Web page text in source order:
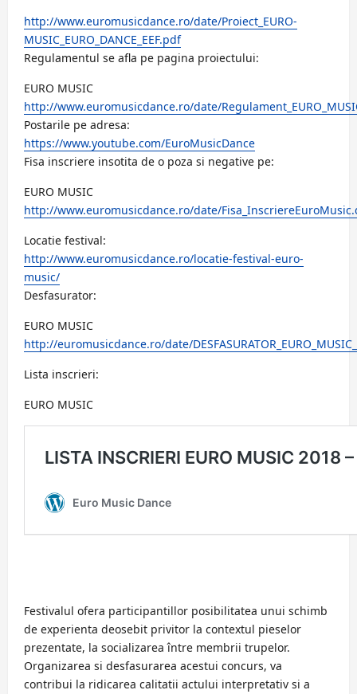
http://www.euromusicdance.ro/date/Proiect_EURO-
MUSIC_EURO_DANCE_EEF.pdf
Regulamentul se afla pe pagina proiectului:
EURO MUSIC
http://www.euromusicdance.ro/date/
Postarile pe adresa:
https://www.youtube.com/EuroMusicDance
Fisa inscriere insotita de o poza si negative pe:
EURO MUSIC
http://www.euromusicdance.ro/date/
Locatie festival:
http://www.euromusicdance.ro/locatie-festival-euro-
music/
Desfasurator:
EURO MUSIC
http://euromusicdance.ro/date/
Lista inscrieri:
EURO MUSIC
Festivalul ofera participantillor posibilitatea unui schimb
de experienta deosebit privitor la contextul pieselor
prezentate, la socializarea între membrii trupelor.
Organizarea si desfasurarea acestui concurs, va
contribui la ridicarea calitatii actului interpretativ si a